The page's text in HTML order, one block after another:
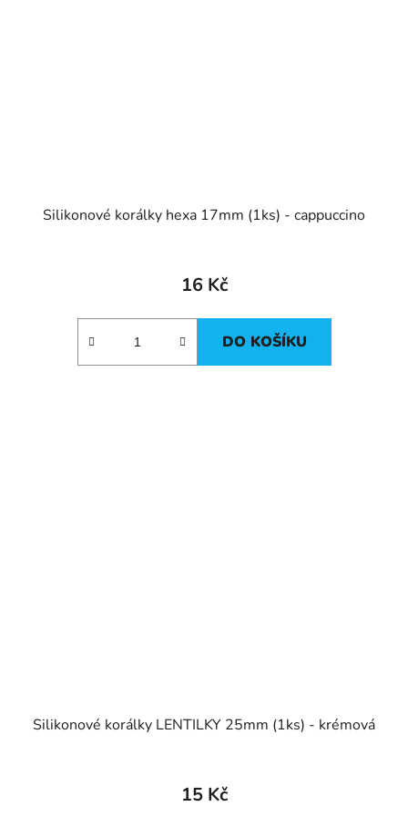
Silikonové korálky hexa 17mm (1ks) - cappuccino
16 Kč
DO KOŠÍKU
Silikonové korálky LENTILKY 25mm (1ks) - krémová
15 Kč